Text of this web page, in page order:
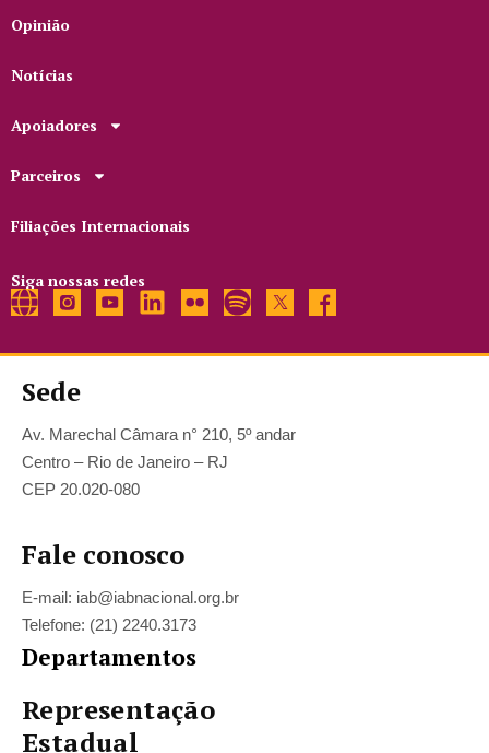
Opinião
Notícias
Apoiadores
Parceiros
Filiações Internacionais
Siga nossas redes
Sede
Av. Marechal Câmara n° 210, 5º andar
Centro – Rio de Janeiro – RJ
CEP 20.020-080
Fale conosco
E-mail: iab@iabnacional.org.br
Telefone: (21) 2240.3173
Departamentos
Representação
Estadual